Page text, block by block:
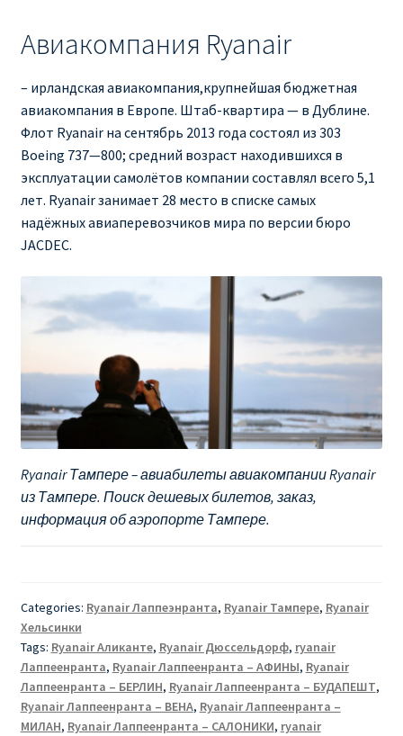
Авиакомпания Ryanair
– ирландская авиакомпания,крупнейшая бюджетная
авиакомпания в Европе. Штаб-квартира — в Дублине.
Флот Ryanair на сентябрь 2013 года состоял из 303
Boeing 737—800; средний возраст находившихся в
эксплуатации самолётов компании составлял всего 5,1
лет. Ryanair занимает 28 место в списке самых
надёжных авиаперевозчиков мира по версии бюро
JACDEC.
Ryanair Тампере – авиабилеты авиакомпании Ryanair
из Тампере. Поиск дешевых билетов, заказ,
информация об аэропорте Тампере.
Categories: Ryanair Лаппеэнранта, Ryanair Тампере, Ryanair
Хельсинки
Tags: Ryanair Аликанте, Ryanair Дюссельдорф, ryanair
Лаппеенранта, Ryanair Лаппеенранта – АФИНЫ, Ryanair
Лаппеенранта – БЕРЛИН, Ryanair Лаппеенранта – БУДАПЕШТ,
Ryanair Лаппеенранта – ВЕНА, Ryanair Лаппеенранта –
МИЛАН, Ryanair Лаппеенранта – САЛОНИКИ, ryanair